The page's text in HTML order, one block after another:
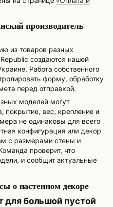
производитель
из товаров разных
создаются нашей
Работа собственного
форму, обработку
перед отправкой.
моделей могут
покрытие, вес, крепление и
не одинаковы для всего
конфигурация или декор
с размерами стены и
проверит, что
и сообщит актуальные
о настенном декоре
для большой пустой